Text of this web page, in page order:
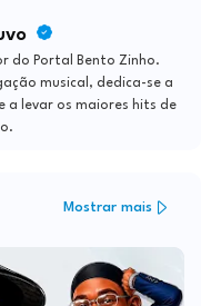
do Portal Bento Zinho.
musical, dedica-se a
a levar os maiores hits de
Mostrar mais